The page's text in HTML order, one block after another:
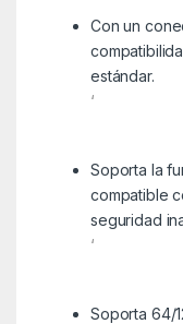
Con un
estándar.
‘
Soporta la
compatible
seguridad
‘
Soporta 64/